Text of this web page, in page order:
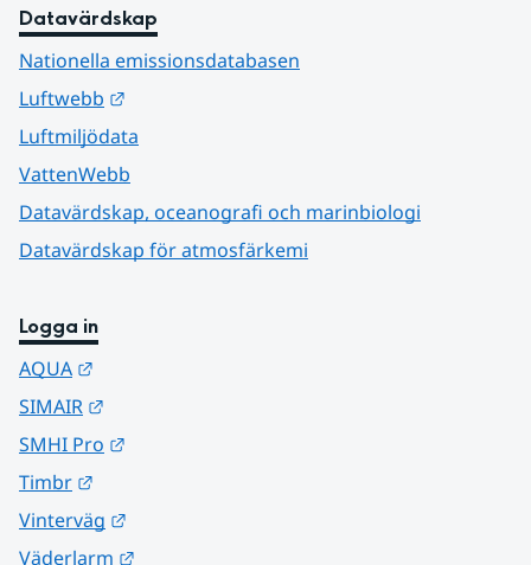
Datavärdskap
Nationella emissionsdatabasen
Luftwebb
Luftmiljödata
VattenWebb
Datavärdskap, oceanografi och marinbiologi
Datavärdskap för atmosfärkemi
Logga in
AQUA
SIMAIR
SMHI Pro
Timbr
Vinterväg
Väderlarm